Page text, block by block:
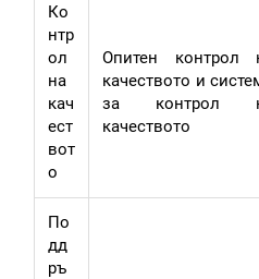
Ко
нтр
ол
на
кач
ест
вот
о
Опитен контрол
качеството и
за контрол
качеството
По
дд
ръ